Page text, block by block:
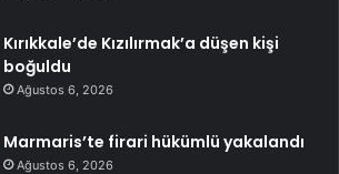
Kırıkkale’de Kızılırmak’a düşen kişi
boğuldu
Ağustos 6, 2026
Marmaris’te firari hükümlü yakalandı
Ağustos 6, 2026